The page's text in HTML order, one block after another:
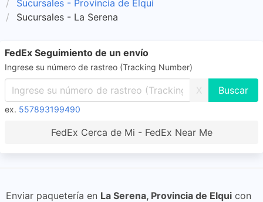
Sucursales - Provincia de Elqui
Sucursales - La Serena
FedEx Seguimiento de un envío
Ingrese su número de rastreo (Tracking Number)
X
ex. 557893199490
FedEx Cerca de Mi - FedEx Near Me
Enviar paquetería en La Serena, Provincia de Elqui con